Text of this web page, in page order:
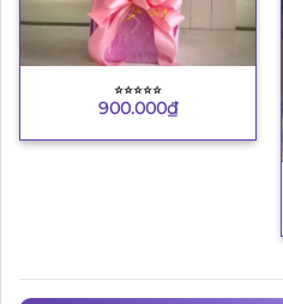
⭐︎⭐︎⭐︎⭐︎⭐︎
900.000₫